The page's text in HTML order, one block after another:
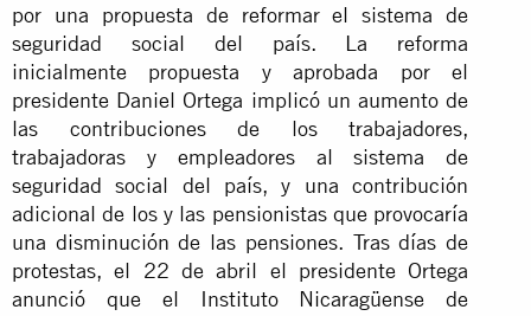
por una propuesta de reformar el sistema de
seguridad social del país. La reforma
inicialmente propuesta y aprobada por el
presidente Daniel Ortega implicó un aumento de
las contribuciones de los trabajadores,
trabajadoras y empleadores al sistema de
seguridad social del país, y una contribución
adicional de los y las pensionistas que provocaría
una disminución de las pensiones. Tras días de
protestas, el 22 de abril el presidente Ortega
anunció que el Instituto Nicaragüense de